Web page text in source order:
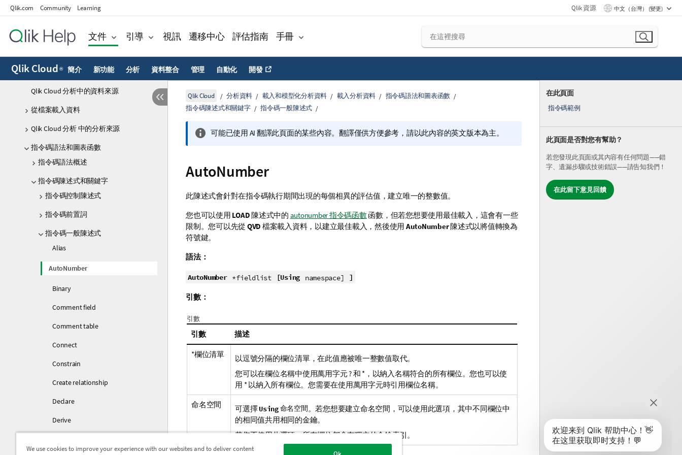
Qlik.com Community Learning Qlik 資源 中文（台灣） (變更)
文件 引導 視訊 遷移中心 評估指南 手冊
Qlik Cloud ® 簡介 新功能 分析 資料整合 管理 自動化 開發
使用表格配方載入和準備資料
在共用空間中共同開發資料載入指令碼
Qlik 資料閘道 - 直接存取
Qlik Cloud 分析中的資料來源
從檔案載入資料
Qlik Cloud 分析 中的分析來源
指令碼語法和圖表函數
指令碼語法概述
指令碼陳述式和關鍵字
指令碼控制陳述式
指令碼前置詞
指令碼一般陳述式
Alias
AutoNumber
Binary
Comment field
Comment table
Connect
Constrain
Create relationship
Declare
Derive
在此頁面
指令碼範例
此頁面是否對您有幫助？
若您發現此頁面或其內容有任何問題——錯
字、遺漏步驟或技術錯誤——請告知我們！
在此留下意見回饋
Qlik Cloud 分析資料 載入和模型化分析資料 載入分析資料
指令碼語法和圖表函數
指令碼陳述式和關鍵字
指令碼一般陳述式
可能已使用 AI 翻譯此頁面的某些內容。翻譯僅供方便參考，請以此內容的英文版本為主。
AutoNumber
此陳述式會針對在指令碼執行期間出現的每個相異的評估值，建立唯一的整數值。
您也可以使用 LOAD陳述式中的 autonumber 指令碼函數函數，但若您想要使用最佳載入，這會有一些
限制。您可以先從 QVD 檔案載入資料，以建立最佳載入，然後使用 AutoNumber陳述式以將值轉換為
符號鍵。
語法：
AutoNumber *fieldlist [Using namespace] ]
引數：
引數
引數 描述
*欄位清單
以逗號分隔的欄位清單，在此值應被唯一整數值取代。
您可以在欄位名稱中使用萬用字元 ? 和 *，以納入名稱符合的所有欄位。您也可以使
用 * 以納入所有欄位。您需要在使用萬用字元時引用欄位名稱。
命名空間 可選擇Using命名空間。若您想要建立命名空間，可以使用此選項，其中不同欄位中
的相同值共用相同的金鑰。
若您不使用此選項，所有欄位都會有獨立的金鑰索引。
We use cookies to improve your experience with our websites and to deliver content